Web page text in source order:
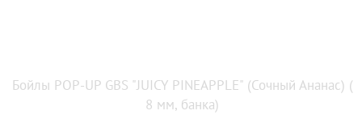
Бойлы POP-UP GBS "JUICY PINEAPPLE" (Сочный Ананас) (
8 мм, банка)